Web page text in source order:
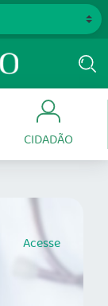
CIDADÃO
Acesse